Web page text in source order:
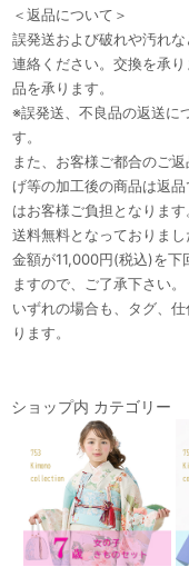
＜返品について＞
誤発送および破れや汚れ
連絡ください。交換を承
品を承ります。
※誤発送、不良品の返送に
す。
また、お客様ご都合のご
げ等の加工後の商品は返
はお客様ご負担となります
送料無料となっておりま
金額が11,000円(税込)を下
ますので、ご了承下さい。
いずれの場合も、タグ、
ります。
ショップ内 カテゴリー